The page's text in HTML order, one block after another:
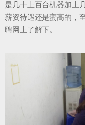
是几十上百台机器加上
薪资待遇还是蛮高的，
聘网上了解下。